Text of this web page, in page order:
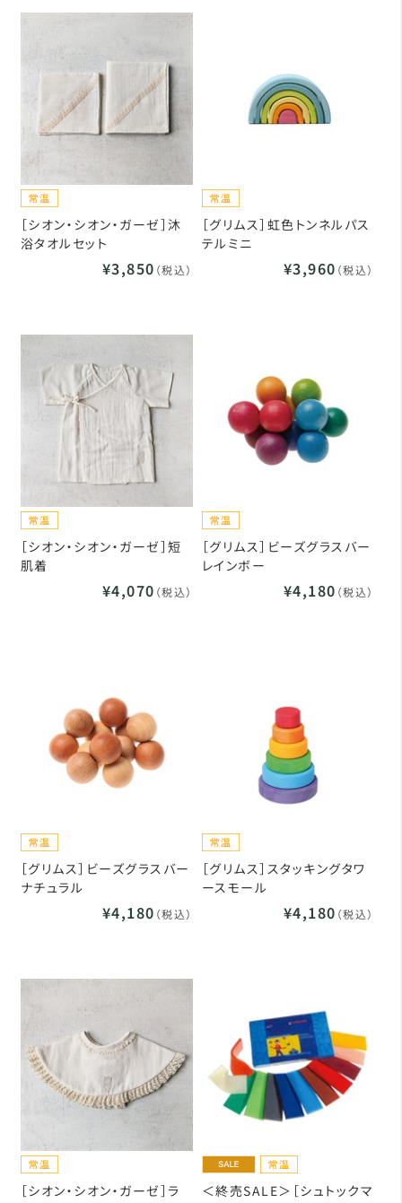
［シオン・シオン・ガーゼ］沐
浴タオルセット
¥3,850 （税込）
［グリムス］虹色トンネルパス
テルミニ
¥3,960 （税込）
［シオン・シオン・ガーゼ］短
肌着
¥4,070 （税込）
［グリムス］ビーズグラスバー
レインボー
¥4,180 （税込）
［グリムス］ビーズグラスバー
ナチュラル
¥4,180 （税込）
［グリムス］スタッキングタワ
ースモール
¥4,180 （税込）
［シオン・シオン・ガーゼ］ラ
＜終売SALE＞［シュトックマ